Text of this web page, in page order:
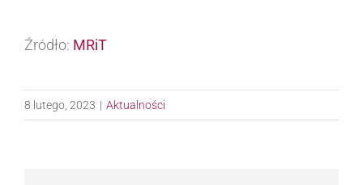
Źródło: MRiT
8 lutego, 2023 | Aktualności